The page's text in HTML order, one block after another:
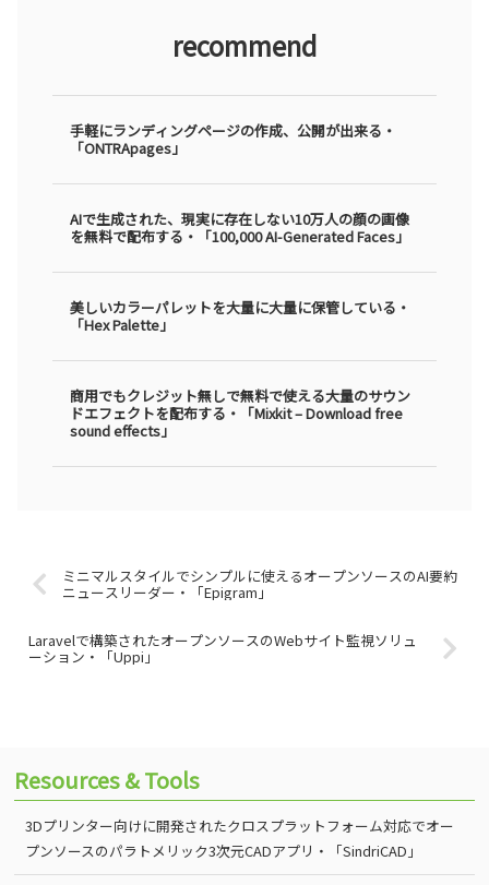
recommend
手軽にランディングページの作成、公開が出来る・
「ONTRApages」
AIで生成された、現実に存在しない10万人の顔の画像
を無料で配布する・「100,000 AI-Generated Faces」
美しいカラーパレットを大量に大量に保管している・
「Hex Palette」
商用でもクレジット無しで無料で使える大量のサウン
ドエフェクトを配布する・「Mixkit – Download free
sound effects」
ミニマルスタイルでシンプルに使えるオープンソースのAI要約
ニュースリーダー・「Epigram」
Laravelで構築されたオープンソースのWebサイト監視ソリュ
ーション・「Uppi」
Resources & Tools
3Dプリンター向けに開発されたクロスプラットフォーム対応でオー
プンソースのパラトメリック3次元CADアプリ・「SindriCAD」